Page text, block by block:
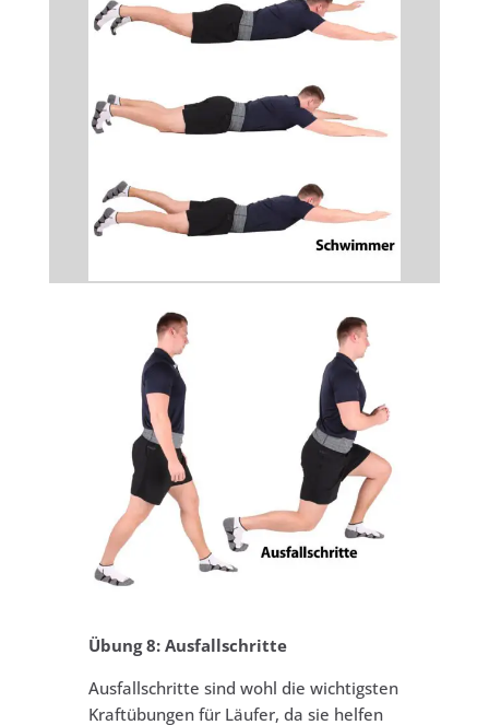
Übung 8: Ausfallschritte
Ausfallschritte sind wohl die wichtigsten
Kraftübungen für Läufer, da sie helfen